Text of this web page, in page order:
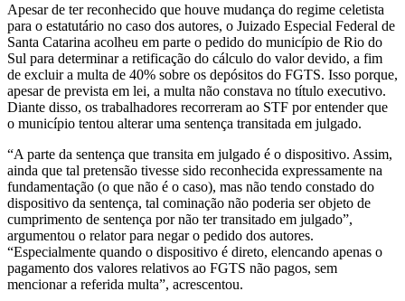
Apesar de ter reconhecido que houve mudança do regime celetista
para o estatutário no caso dos autores, o Juizado Especial Federal de
Santa Catarina acolheu em parte o pedido do município de Rio do
Sul para determinar a retificação do cálculo do valor devido, a fim
de excluir a multa de 40% sobre os depósitos do FGTS. Isso porque,
apesar de prevista em lei, a multa não constava no título executivo.
Diante disso, os trabalhadores recorreram ao STF por entender que
o município tentou alterar uma sentença transitada em julgado.
“A parte da sentença que transita em julgado é o dispositivo. Assim,
ainda que tal pretensão tivesse sido reconhecida expressamente na
fundamentação (o que não é o caso), mas não tendo constado do
dispositivo da sentença, tal cominação não poderia ser objeto de
cumprimento de sentença por não ter transitado em julgado”,
argumentou o relator para negar o pedido dos autores.
“Especialmente quando o dispositivo é direto, elencando apenas o
pagamento dos valores relativos ao FGTS não pagos, sem
mencionar a referida multa”, acrescentou.